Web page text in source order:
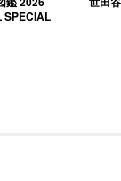
SPECIAL